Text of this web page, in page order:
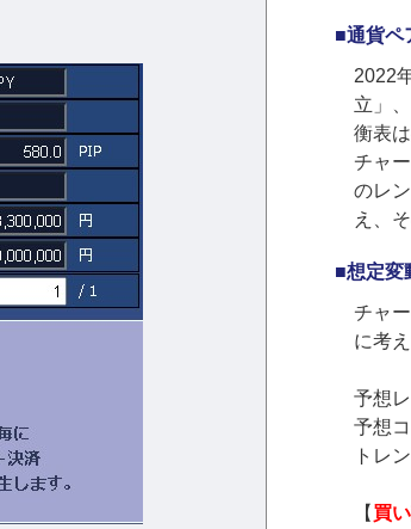
■通貨ペ
2022
立」
衡表
チャ
のレ
え、
■想定変
チャ
に考
予想
予想
トレ
【 買